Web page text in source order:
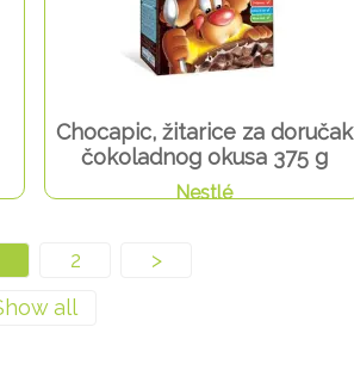
Chocapic, žitarice za doručak
čokoladnog okusa 375 g
Nestlé
2 >